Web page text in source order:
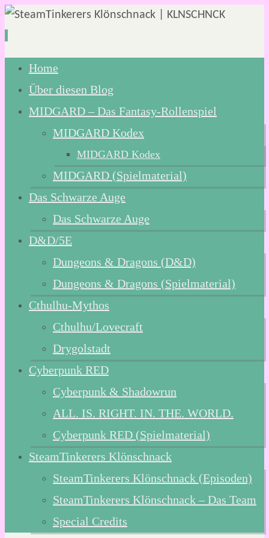
Zum
Inhalt
springen
Home
Über diesen Blog
MIDGARD – Das Fantasy-Rollenspiel
MIDGARD Kodex
MIDGARD Kodex
MIDGARD (Spielmaterial)
Das Schwarze Auge
Das Schwarze Auge
D&D/5E
Dungeons & Dragons (D&D)
Dungeons & Dragons (Spielmaterial)
Cthulhu-Mythos
Cthulhu/Lovecraft
Drygolstadt
Cyberpunk RED
Cyberpunk & Shadowrun
ALL. IS. RIGHT. IN. THE. WORLD.
Cyberpunk RED (Spielmaterial)
SteamTinkerers Klönschnack
SteamTinkerers Klönschnack (Episoden)
SteamTinkerers Klönschnack – Das Team
Special Credits